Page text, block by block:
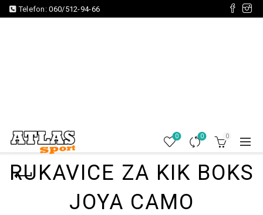
Telefon:060/512-94-66
0 0 0
RUKAVICE ZA KIK BOKS
JOYA CAMO